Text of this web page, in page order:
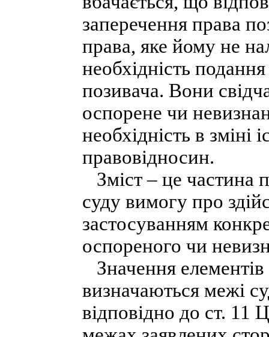
заперечення права
права, яке йому не
необхідність
позивача. Вони
оспорене чи
необхідність в
правовідносин.
Зміст – це частина
суду вимогу про
застосуванням
оспореного чи
Значення
визначаються межі
відповідно до ст. 11